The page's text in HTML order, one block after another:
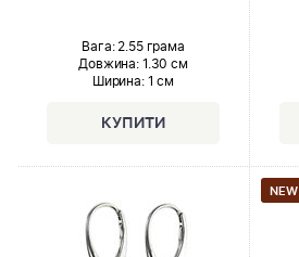
Вага: 2.55 грама
Довжина: 1.30 см
Ширина: 1 см
NEW